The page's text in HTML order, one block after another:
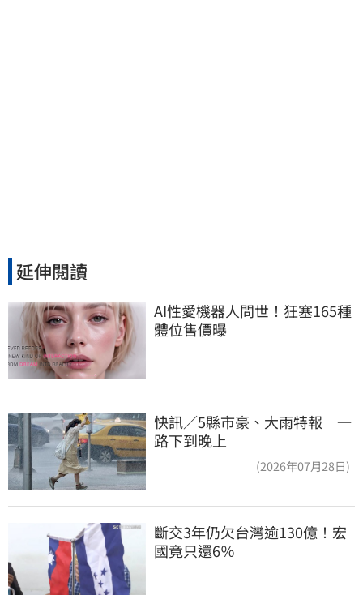
延伸閱讀
AI性愛機器人問世！狂塞165種
體位售價曝
快訊／5縣市豪、大雨特報 一
路下到晚上
(2026年07月28日)
斷交3年仍欠台灣逾130億！宏
國竟只還6％